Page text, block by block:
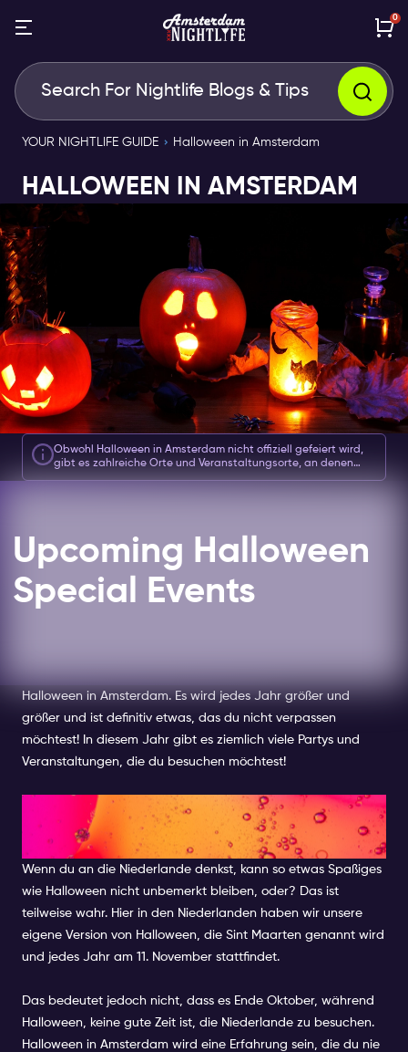
0
YOUR NIGHTLIFE GUIDE Halloween in Amsterdam
HALLOWEEN IN AMSTERDAM
Obwohl Halloween in Amsterdam nicht offiziell gefeiert wird,
gibt es zahlreiche Orte und Veranstaltungsorte, an denen
Upcoming Halloween
Special Events
Halloween in Amsterdam. Es wird jedes Jahr größer und
größer und ist definitiv etwas, das du nicht verpassen
möchtest! In diesem Jahr gibt es ziemlich viele Partys und
Veranstaltungen, die du besuchen möchtest!
HALLOWEEN IN AMSTERDAM:
WIRD ES GEFEIERT?
Wenn du an die Niederlande denkst, kann so etwas Spaßiges
wie Halloween nicht unbemerkt bleiben, oder? Das ist
teilweise wahr. Hier in den Niederlanden haben wir unsere
eigene Version von Halloween, die Sint Maarten genannt wird
und jedes Jahr am 11. November stattfindet.
Das bedeutet jedoch nicht, dass es Ende Oktober, während
Halloween, keine gute Zeit ist, die Niederlande zu besuchen.
Halloween in Amsterdam wird eine Erfahrung sein, die du nie